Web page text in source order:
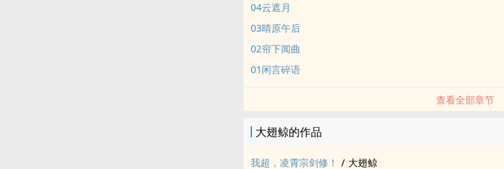
04云遮月
03晴原午后
02帘下闻曲
01闲言碎语
查看全部章节
大翅鲸的作品
我超，凌霄宗剑修！ / 大翅鲸